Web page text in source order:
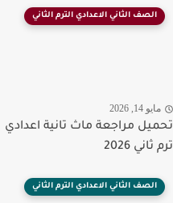
الصف الثاني الاعدادي الترم الثاني
14, 2026
مراجعة ماث تانية اعدادي
2026
الصف الثاني الاعدادي الترم الثاني